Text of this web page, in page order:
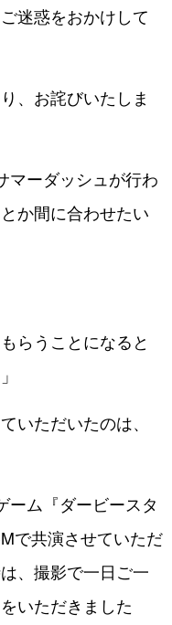
迷惑をおかけして
、お詫びいたしま
マーダッシュが行わ
か間に合わせたい
らうことになると
いただいたのは、
ーム『ダービースタ
で共演させていただ
、撮影で一日ご一
いただきました